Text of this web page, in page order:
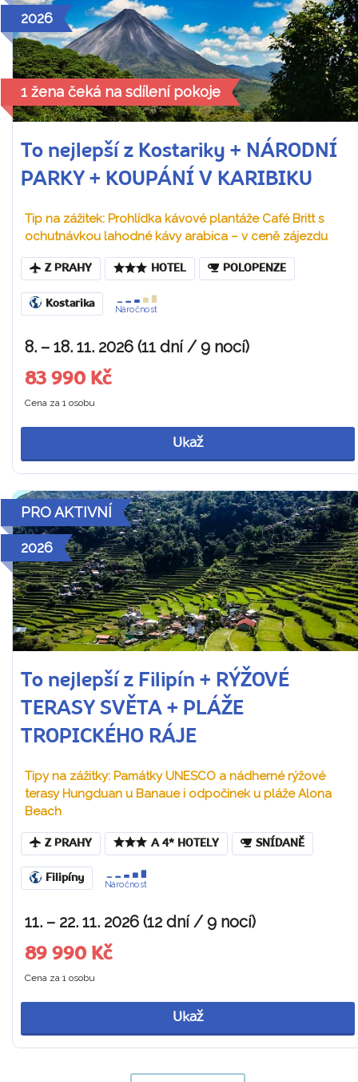
2026
1 žena čeká na sdílení pokoje
To nejlepší z Kostariky + NÁRODNÍ
PARKY + KOUPÁNÍ V KARIBIKU
Tip na zážitek: Prohlídka kávové plantáže Café Britt s
ochutnávkou lahodné kávy arabica – v ceně zájezdu
Z PRAHY HOTEL POLOPENZE
Kostarika
Náročnost
8. – 18. 11. 2026 (11 dní / 9 nocí)
83 990 Kč
Cena za 1 osobu
Ukaž
PRO AKTIVNÍ
2026
To nejlepší z Filipín + RÝŽOVÉ
TERASY SVĚTA + PLÁŽE
TROPICKÉHO RÁJE
Tipy na zážitky: Památky UNESCO a nádherné rýžové
terasy Hungduan u Banaue i odpočinek u pláže Alona
Beach
Z PRAHY A 4* HOTELY SNÍDANĚ
Filipíny
Náročnost
11. – 22. 11. 2026 (12 dní / 9 nocí)
89 990 Kč
Cena za 1 osobu
Ukaž